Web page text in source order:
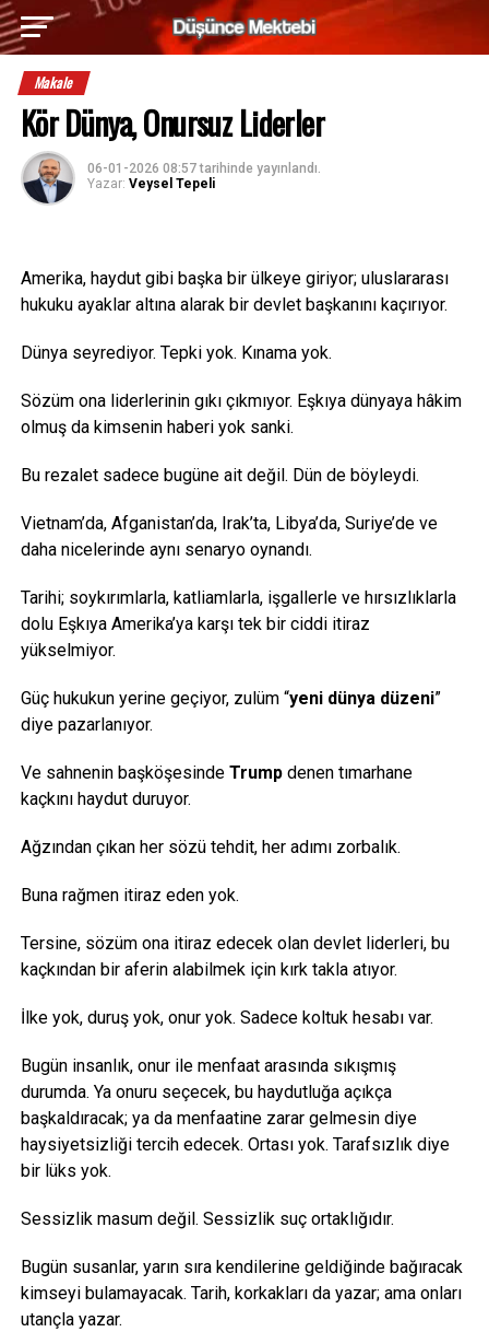
Makale
Kör Dünya, Onursuz Liderler
06-01-2026 08:57tarihinde yayınlandı.
Yazar: Veysel Tepeli
Amerika, haydut gibi başka bir ülkeye giriyor; uluslararası
hukuku ayaklar altına alarak bir devlet başkanını kaçırıyor.
Dünya seyrediyor. Tepki yok. Kınama yok.
Sözüm ona liderlerinin gıkı çıkmıyor. Eşkıya dünyaya hâkim
olmuş da kimsenin haberi yok sanki.
Bu rezalet sadece bugüne ait değil. Dün de böyleydi.
Vietnam’da, Afganistan’da, Irak’ta, Libya’da, Suriye’de ve
daha nicelerinde aynı senaryo oynandı.
Tarihi; soykırımlarla, katliamlarla, işgallerle ve hırsızlıklarla
dolu Eşkıya Amerika’ya karşı tek bir ciddi itiraz
yükselmiyor.
Güç hukukun yerine geçiyor, zulüm “yeni dünya düzeni”
diye pazarlanıyor.
Ve sahnenin başköşesinde Trumpdenen tımarhane
kaçkını haydut duruyor.
Ağzından çıkan her sözü tehdit, her adımı zorbalık.
Buna rağmen itiraz eden yok.
Tersine, sözüm ona itiraz edecek olan devlet liderleri, bu
kaçkından bir aferin alabilmek için kırk takla atıyor.
İlke yok, duruş yok, onur yok. Sadece koltuk hesabı var.
Bugün insanlık, onur ile menfaat arasında sıkışmış
durumda. Ya onuru seçecek, bu haydutluğa açıkça
başkaldıracak; ya da menfaatine zarar gelmesin diye
haysiyetsizliği tercih edecek. Ortası yok. Tarafsızlık diye
bir lüks yok.
Sessizlik masum değil. Sessizlik suç ortaklığıdır.
Bugün susanlar, yarın sıra kendilerine geldiğinde bağıracak
kimseyi bulamayacak. Tarih, korkakları da yazar; ama onları
utançla yazar.